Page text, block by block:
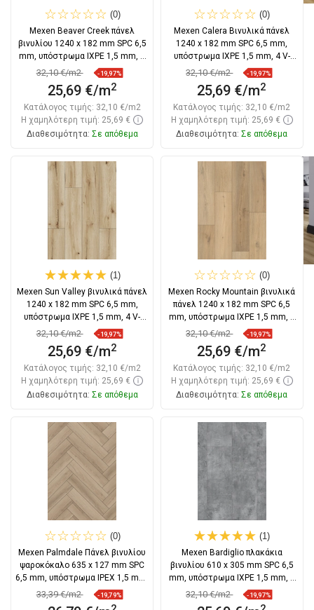
(0)
Mexen Beaver Creek πάνελ
βινυλίου 1240 x 182 mm SPC 6,5
mm, υπόστρωμα IXPE 1,5 mm, 4
V-Φούγκα,
32,10 €/m2 -19,97%
25,69 €/m2
Κατάλογος τιμής: 32,10 €/m2
Η χαμηλότερη τιμή: 25,69 €
Διαθεσιμότητα: Σε απόθεμα
Στο καλάθι
favorite_border
Σύγκριση
(0)
Mexen Calera Βινυλικά πάνελ
1240 x 182 mm SPC 6,5 mm,
υπόστρωμα IXPE 1,5 mm, 4 V-
Fuga, Δρυς
32,10 €/m2 -19,97%
25,69 €/m2
Κατάλογος τιμής: 32,10 €/m2
Η χαμηλότερη τιμή: 25,69 €
Διαθεσιμότητα: Σε απόθεμα
Στο καλάθι
(1)
Mexen Sun Valley βινυλικά πάνελ
1240 x 182 mm SPC 6,5 mm,
υπόστρωμα IXPE 1,5 mm, 4 V-
Fuga, Δρυς
32,10 €/m2 -19,97%
25,69 €/m2
Κατάλογος τιμής: 32,10 €/m2
Η χαμηλότερη τιμή: 25,69 €
Διαθεσιμότητα: Σε απόθεμα
Στο καλάθι
favorite_border Αγαπημένα
Σύγκριση
(0)
Mexen Rocky Mountain βινυλικά
πάνελ 1240 x 182 mm SPC 6,5
mm, υπόστρωμα IXPE 1,5 mm, 4
V-Σφήνα,
32,10 €/m2 -19,97%
25,69 €/m2
Κατάλογος τιμής: 32,10 €/m2
Η χαμηλότερη τιμή: 25,69 €
Διαθεσιμότητα: Σε απόθεμα
Στο καλάθι
favorite_border Αγαπημένα
Σύγκριση
(0)
Mexen Palmdale Πάνελ βινυλίου
ψαροκόκαλο 635 x 127 mm SPC
6,5 mm, υπόστρωμα IPEX 1,5 mm,
4
33,39 €/m2 -19,79%
(1)
Mexen Bardiglio πλακάκια
βινυλίου 610 x 305 mm SPC 6,5
mm, υπόστρωμα IXPE 1,5 mm, 4
V-Fuga, Πέτρα
32,10 €/m2 -19,97%